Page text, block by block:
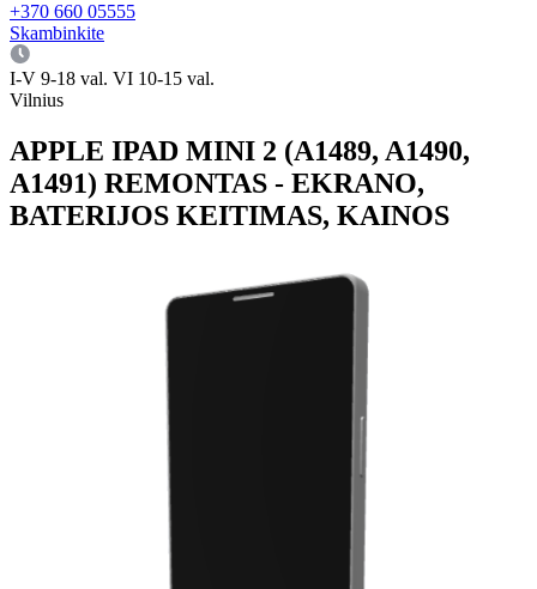
+370 660 05555
Skambinkite
I-V 9-18 val. VI 10-15 val.
Vilnius
APPLE IPAD MINI 2 (A1489, A1490,
A1491) REMONTAS - EKRANO,
BATERIJOS KEITIMAS, KAINOS